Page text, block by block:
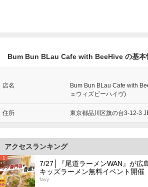
Bum Bun BLau Cafe with BeeHive の基本
店名
Bum Bun BLau Cafe with
ェウィズビーハイヴ)
住所 東京都品川区旗の台3-12-3
アクセスランキング
1
7/27│『尾道ラーメンWAN』が広
キッズラーメン無料イベント開催
favy